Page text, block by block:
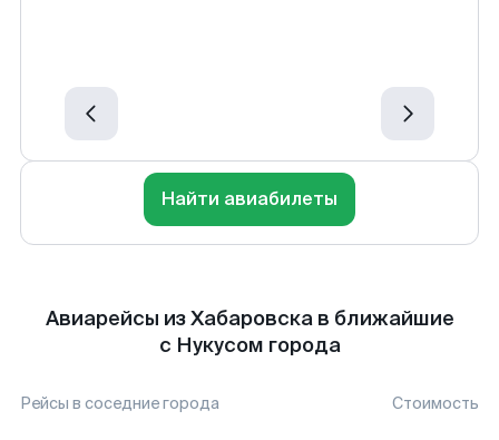
Найти авиабилеты
Авиарейсы из Хабаровска в ближайшие
с Нукусом города
Рейсы в соседние города Стоимость